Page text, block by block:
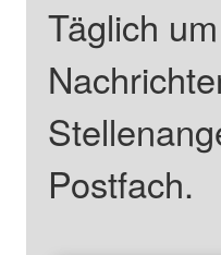
Täglich
Postfach.